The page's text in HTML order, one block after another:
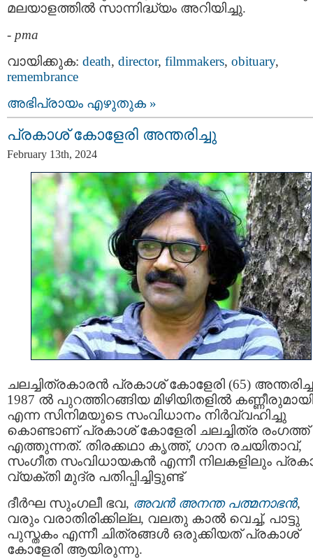
മലയാളത്തിൽ സാന്നിദ്ധ്യം അറിയിച്ചു.
- pma
വായിക്കുക: death, director, filmmakers, obituary,
remembrance
അഭിപ്രായം എഴുതുക »
പ്രകാശ് കോളേരി അന്തരിച്ചു
February 13th, 2024
ചലച്ചിത്രകാരൻ പ്രകാശ് കോളേരി (65)
1987 ല്‍ പുറത്തിറങ്ങിയ മിഴിയിതളില്‍ കണ്ണീരുമായി
എന്ന സിനിമയുടെ സംവിധാനം നിർവ്വഹിച്ചു
കൊണ്ടാണ് പ്രകാശ് കോളേരി ചലച്ചിത്ര രംഗത്ത്
എത്തുന്നത്. തിരക്കഥാ കൃത്ത്, ഗാന രചയിതാവ്,
സംഗീത സംവിധായകൻ എന്നീ നിലകളിലും
വ്യക്തി മുദ്ര പതിപ്പിച്ചിട്ടുണ്ട്
ദീർഘ സുംഗലീ ഭവ, അവൻ അനന്ത പത്മനാഭൻ,
വരും വരാതിരിക്കില്ല, വലതു കാല്‍ വെച്ച്, പാട്ടു
പുസ്തകം എന്നീ ചിത്രങ്ങൾ ഒരുക്കിയത് പ്രകാശ്
കോളേരി ആയിരുന്നു.